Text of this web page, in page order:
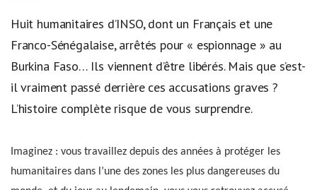
Huit humanitaires d’INSO, dont un Français et une
Franco-Sénégalaise, arrêtés pour « espionnage » au
Burkina Faso… Ils viennent d’être libérés. Mais que s’est-
il vraiment passé derrière ces accusations graves ?
L’histoire complète risque de vous surprendre.
Imaginez : vous travaillez depuis des années à protéger les
humanitaires dans l’une des zones les plus dangereuses du